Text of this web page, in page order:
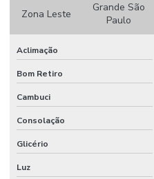
Titulador potenciométrico
Zona Leste
Grande São
Paulo
Aclimação
Bom Retiro
Cambuci
Consolação
Glicério
Luz